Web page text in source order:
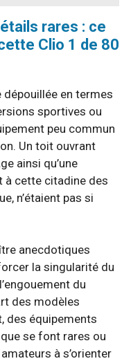
rares : ce
Clio 1 de 80
dépouillée en termes
sportives ou
peu commun
Un toit ouvrant
ainsi qu’une
à cette citadine des
n’étaient pas si
anecdotiques
la singularité du
du
des modèles
des équipements
se font rares ou
à s’orienter